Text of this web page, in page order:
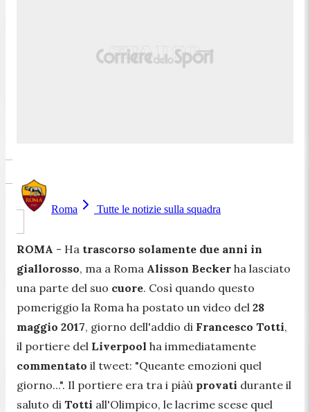
Roma Tutte le notizie sulla squadra
ROMA - Ha trascorso solamente due anni in
giallorosso, ma a Roma Alisson Becker ha lasciato
una parte del suo cuore. Così quando questo
pomeriggio la Roma ha postato un video del 28
maggio 2017, giorno dell'addio di Francesco Totti,
il portiere del Liverpool ha immediatamente
commentato il tweet: "Queante emozioni quel
giorno...". Il portiere era tra i piàù provati durante il
saluto di Totti all'Olimpico, le lacrime scese quel